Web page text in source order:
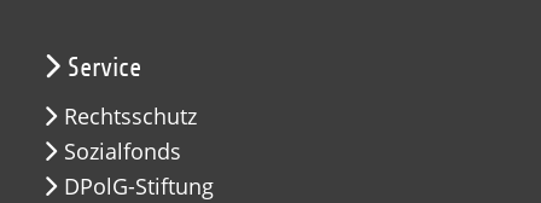
Service
Rechtsschutz
Sozialfonds
DPolG-Stiftung